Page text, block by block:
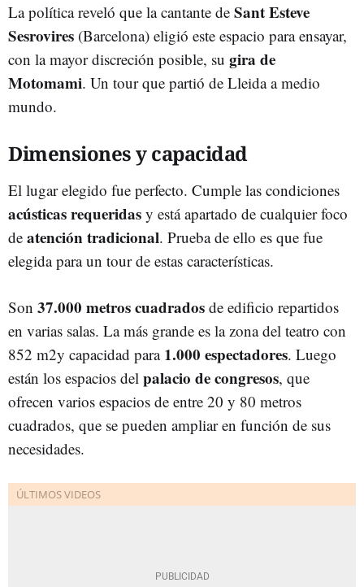
La política reveló que la cantante de Sant Esteve
Sesrovires (Barcelona) eligió este espacio para ensayar,
con la mayor discreción posible, su gira de
Motomami. Un tour que partió de Lleida a medio
mundo.
Dimensiones y capacidad
El lugar elegido fue perfecto. Cumple las condiciones
acústicas requeridas y está apartado de cualquier foco
de atención tradicional. Prueba de ello es que fue
elegida para un tour de estas características.
Son 37.000 metros cuadrados de edificio repartidos
en varias salas. La más grande es la zona del teatro con
852 m2y capacidad para 1.000 espectadores. Luego
están los espacios del palacio de congresos, que
ofrecen varios espacios de entre 20 y 80 metros
cuadrados, que se pueden ampliar en función de sus
necesidades.